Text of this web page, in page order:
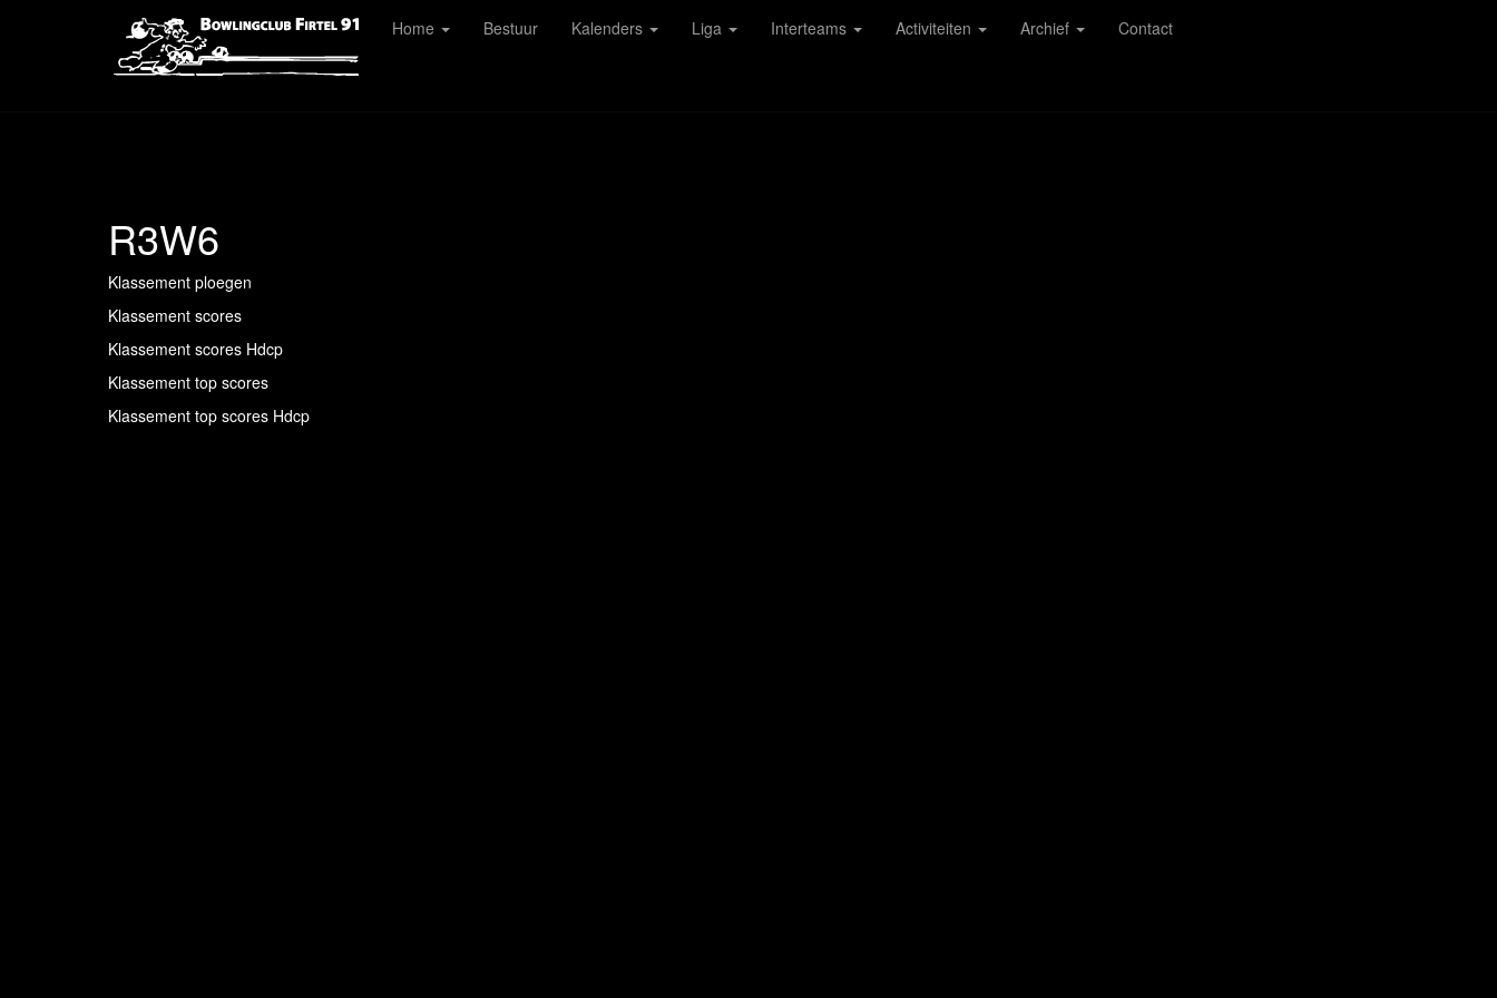
Home Bestuur Kalenders Liga Interteams Activiteiten Archief Contact
R3W6
Klassement ploegen
Klassement scores
Klassement scores Hdcp
Klassement top scores
Klassement top scores Hdcp